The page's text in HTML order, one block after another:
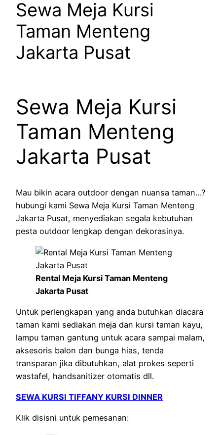
Sewa Meja Kursi
Taman Menteng
Jakarta Pusat
Sewa Meja Kursi
Taman Menteng
Jakarta Pusat
Mau bikin acara outdoor dengan nuansa taman…?
hubungi kami Sewa Meja Kursi Taman Menteng
Jakarta Pusat, menyediakan segala kebutuhan
pesta outdoor lengkap dengan dekorasinya.
Rental Meja Kursi Taman Menteng
Jakarta Pusat
Untuk perlengkapan yang anda butuhkan diacara
taman kami sediakan meja dan kursi taman kayu,
lampu taman gantung untuk acara sampai malam,
aksesoris balon dan bunga hias, tenda
transparan jika dibutuhkan, alat prokes seperti
wastafel, handsanitizer otomatis dll.
SEWA KURSI TIFFANY KURSI DINNER
Klik disisni untuk pemesanan: